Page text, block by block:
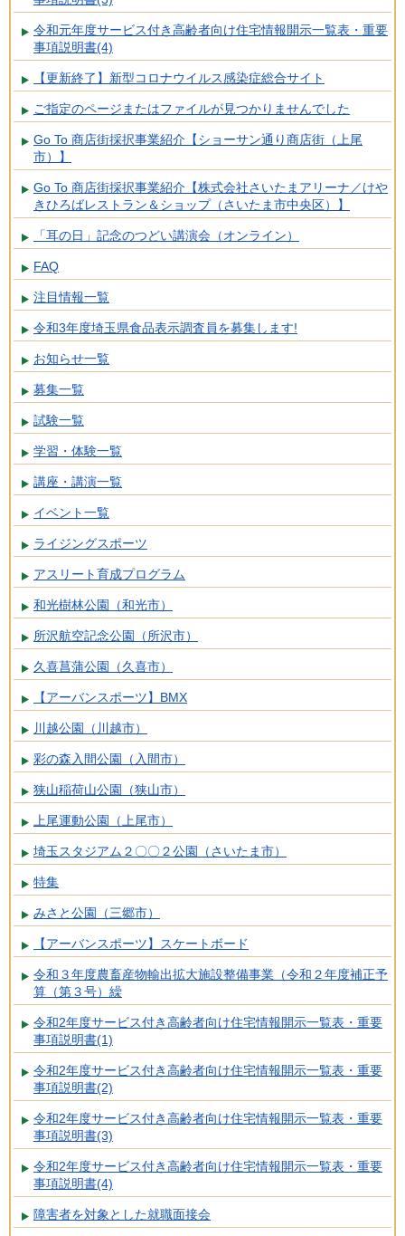
令和元年度サービス付き高齢者向け住宅情報開示一覧表・重要
事項説明書(4)
【更新終了】新型コロナウイルス感染症総合サイト
ご指定のページまたはファイルが見つかりませんでした
Go To 商店街採択事業紹介【ショーサン通り商店街（上尾
市）】
Go To 商店街採択事業紹介【株式会社さいたまアリーナ／けや
きひろばレストラン＆ショップ（さいたま市中央区）】
「耳の日」記念のつどい講演会（オンライン）
FAQ
注目情報一覧
令和3年度埼玉県食品表示調査員を募集します!
お知らせ一覧
募集一覧
試験一覧
学習・体験一覧
講座・講演一覧
イベント一覧
ライジングスポーツ
アスリート育成プログラム
和光樹林公園（和光市）
所沢航空記念公園（所沢市）
久喜菖蒲公園（久喜市）
【アーバンスポーツ】BMX
川越公園（川越市）
彩の森入間公園（入間市）
狭山稲荷山公園（狭山市）
上尾運動公園（上尾市）
埼玉スタジアム２〇〇２公園（さいたま市）
特集
みさと公園（三郷市）
【アーバンスポーツ】スケートボード
令和３年度農畜産物輸出拡大施設整備事業（令和２年度補正予
算（第３号）繰
令和2年度サービス付き高齢者向け住宅情報開示一覧表・重要
事項説明書(1)
令和2年度サービス付き高齢者向け住宅情報開示一覧表・重要
事項説明書(2)
令和2年度サービス付き高齢者向け住宅情報開示一覧表・重要
事項説明書(3)
令和2年度サービス付き高齢者向け住宅情報開示一覧表・重要
事項説明書(4)
障害者を対象とした就職面接会